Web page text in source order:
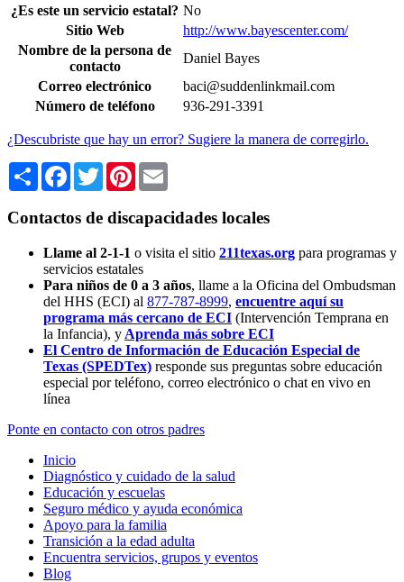
¿Es este un servicio estatal? No
Sitio Web
http://www.bayescenter.com/
Nombre de la persona de
contacto
Daniel Bayes
Correo electrónico
baci@suddenlinkmail.com
Número de teléfono
936-291-3391
¿Descubriste que hay un error? Sugiere la manera de corregirlo.
Share Facebook
TwitterPinterest
Contactos de discapacidades locales
Llame al 2-1-1 o visita el sitio 211texas.org para programas y
servicios estatales
Para niños de 0 a 3 años, llame a la Oficina del Ombudsman
del HHS (ECI) al 877-787-8999, encuentre aquí su
programa más cercano de ECI (Intervención Temprana en
la Infancia), y Aprenda más sobre ECI
El Centro de Información de Educación Especial de
Texas (SPEDTex) responde sus preguntas sobre educación
especial por teléfono, correo electrónico o chat en vivo en
línea
Ponte en contacto con otros padres
Inicio
Diagnóstico y cuidado de la salud
Educación y escuelas
Seguro médico y ayuda económica
Apoyo para la familia
Transición a la edad adulta
Encuentra servicios, grupos y eventos
Blog